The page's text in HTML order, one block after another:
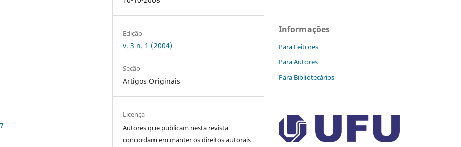
Edição
v. 3 n. 1 (2004)
Seção
Artigos Originais
Licença
Autores que publicam nesta revista
concordam em manter os direitos autorais
Informações
Para Leitores
Para Autores
Para Bibliotecários